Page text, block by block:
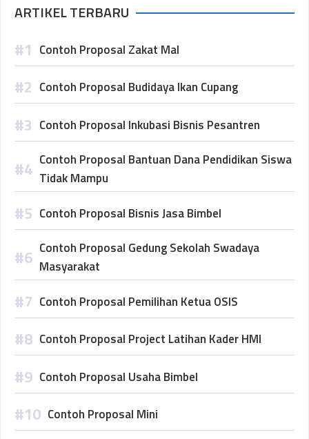
ARTIKEL TERBARU
Contoh Proposal Zakat Mal
Contoh Proposal Budidaya Ikan Cupang
Contoh Proposal Inkubasi Bisnis Pesantren
Contoh Proposal Bantuan Dana Pendidikan Siswa
Tidak Mampu
Contoh Proposal Bisnis Jasa Bimbel
Contoh Proposal Gedung Sekolah Swadaya
Masyarakat
Contoh Proposal Pemilihan Ketua OSIS
Contoh Proposal Project Latihan Kader HMI
Contoh Proposal Usaha Bimbel
Contoh Proposal Mini